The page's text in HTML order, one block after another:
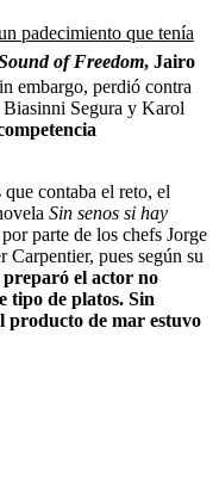
padecimiento que tenía
of Freedom, Jairo
embargo, perdió contra
Segura y Karol
contaba el reto, el
Sin senos si hay
parte de los chefs Jorge
pues según su
preparó el actor no
tipo de platos. Sin
producto de mar estuvo